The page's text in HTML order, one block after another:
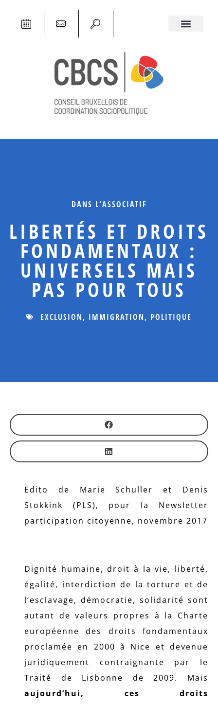
DANS L'ASSOCIATIF
LIBERTÉS ET DROITS
FONDAMENTAUX :
UNIVERSELS MAIS
PAS POUR TOUS
EXCLUSION, IMMIGRATION, POLITIQUE
Edito de Marie Schuller et Denis
Stokkink (PLS), pour la Newsletter
participation citoyenne, novembre 2017
Dignité humaine, droit à la vie, liberté,
égalité, interdiction de la torture et de
l’esclavage, démocratie, solidarité sont
autant de valeurs propres à la Charte
européenne des droits fondamentaux
proclamée en 2000 à Nice et devenue
juridiquement contraignante par le
Traité de Lisbonne de 2009. Mais
aujourd’hui, ces droits